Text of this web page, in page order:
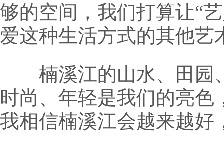
够的空间，我们打算让“
爱这种生活方式的其他艺
楠溪江的山水、田园
时尚、年轻是我们的亮
我相信楠溪江会越来越好